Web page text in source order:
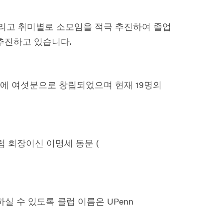
고 취미별로 소모임을 적극 추진하여 졸업
진하고 있습니다.
여섯분으로 창립되었으며 현재 19명의
회장이신 이명세 동문 (
실 수 있도록 클럽 이름은 UPenn